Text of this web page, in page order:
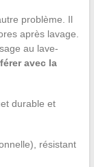
problème. Il
après lavage.
au lave-
avec la
durable et
résistant